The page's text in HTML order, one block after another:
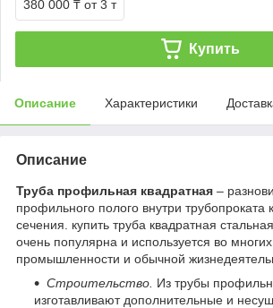
380 000 ₸ от 3 т
Купить
Описание Характеристики
Описание
Труба профильная квадратная –
профильного полого внутри трубопроката
сечения. купить труба квадратная
очень популярна и используется во
промышленности и обычной
Строительство. Из трубы
изготавливают дополнительные и